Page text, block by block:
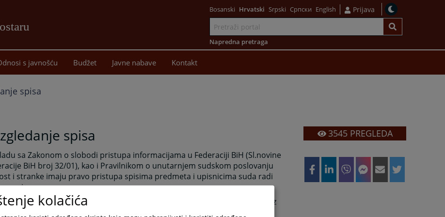
sadržaj
Bosanski Hrvatski Srpski Српски English Prijava
Napredna pretraga
s javnošću Budžet Javne nabave Kontakt
spisa
spisa
sa Zakonom o slobodi pristupa informacijama u Federaciji BiH (Sl.novine
BiH broj 32/01), kao i Pravilnikom o unutarnjem sudskom poslovanju
i stranke imaju pravo pristupa spisima predmeta i upisnicima suda radi
u spise.
i kopiranje spisa predmeta i pojedinih akata suda i dokumentacije iz
predmeta vrši se na za to posebno određenom mjestu i pod nadzorom
3545PREGLEDA
kolačića